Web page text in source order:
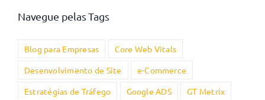
Navegue pelas Tags
Blog para Empresas
Core Web Vitals
Desenvolvimento de Site
e-Commerce
Estratégias de Tráfego
Google ADS
GT Metrix